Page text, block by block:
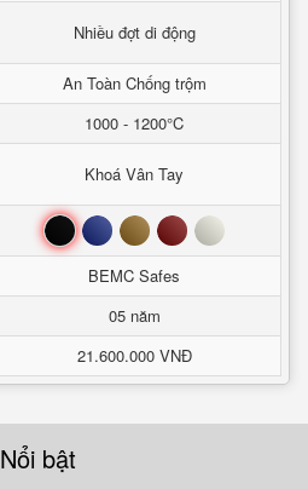
Nhiều đợt di động
An Toàn Chống trộm
1000 - 1200°C
Khoá Vân Tay
Đen Xanh Nâu Đỏ Trắng
BEMC Safes
05 năm
21.600.000 VNĐ
Nổi bật